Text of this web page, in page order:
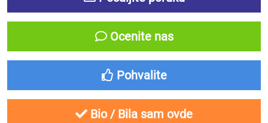
Ocenite nas
Pohvalite
Bio / Bila sam ovde